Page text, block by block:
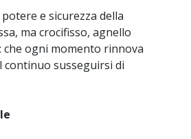
e sicurezza della
ma crocifisso, agnello
che ogni momento rinnova
continuo susseguirsi di